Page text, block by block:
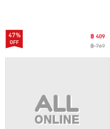
47%
฿ 409
฿ 769